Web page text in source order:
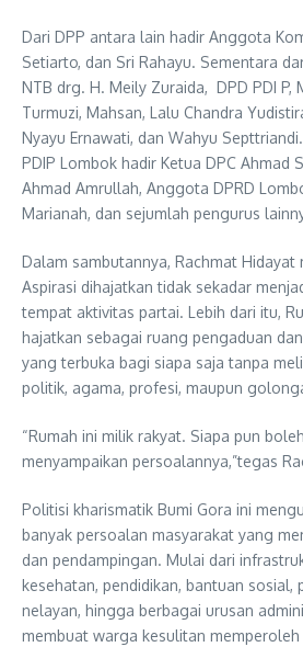
Dari DPP antara lain hadir Anggota
Setiarto, dan Sri Rahayu. Sementara
NTB drg. H. Meily Zuraida, DPD PDI P,
Turmuzi, Mahsan, Lalu Chandra
Nyayu Ernawati, dan Wahyu
PDIP Lombok hadir Ketua DPC Ahmad
Ahmad Amrullah, Anggota DPRD
Marianah, dan sejumlah pengurus
Dalam sambutannya, Rachmat Hidayat
Aspirasi dihajatkan tidak sekadar
tempat aktivitas partai. Lebih dari itu,
hajatkan sebagai ruang pengaduan
yang terbuka bagi siapa saja tanpa
politik, agama, profesi, maupun
“Rumah ini milik rakyat. Siapa pun
menyampaikan persoalannya,”tegas
Politisi kharismatik Bumi Gora ini
banyak persoalan masyarakat yang
dan pendampingan. Mulai dari
kesehatan, pendidikan, bantuan sosial,
nelayan, hingga berbagai urusan
membuat warga kesulitan memperoleh